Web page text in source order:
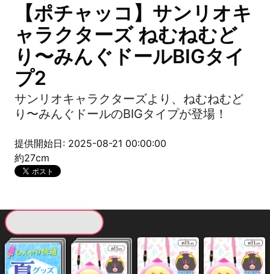
【ポチャッコ】サンリオキ
ャラクターズ ねむねむど
り〜みんぐドールBIGタイ
プ2
サンリオキャラクターズより、ねむねむど
り〜みんぐドールのBIGタイプが登場！
提供開始日: 2025-08-21 00:00:00
約27cm